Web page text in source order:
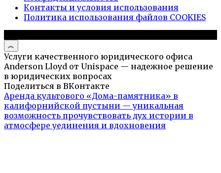
Контакты и условия использования
Политика использования файлов COOKIES
Услуги качественного юридического офиса
Anderson Lloyd от Unispace — надежное решение
в юридических вопросах
Поделиться в ВКонтакте
Аренда культового «Дома-памятника» в
калифорнийской пустыни — уникальная
возможность прочувствовать дух истории в
атмосфере уединения и вдохновения